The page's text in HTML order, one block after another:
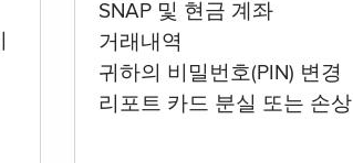
SNAP 및 현금 계좌
거래내역
귀하의 비밀번호(PIN) 변경
리포트 카드 분실 또는 손상